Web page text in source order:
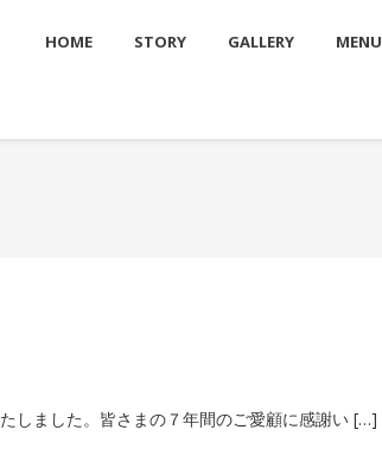
HOME STORY GALLERY MENU
しました。皆さまの７年間のご愛顧に感謝い […]